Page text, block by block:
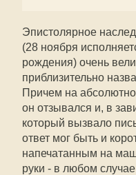
Эпистолярное
(28 ноября
рождения) очень
приблизительно
Причем на
он отзывался и, в
который вызвало
ответ мог быть и
напечатанным на
руки - в любом